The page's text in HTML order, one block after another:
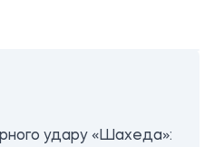
удару «Шахеда»: